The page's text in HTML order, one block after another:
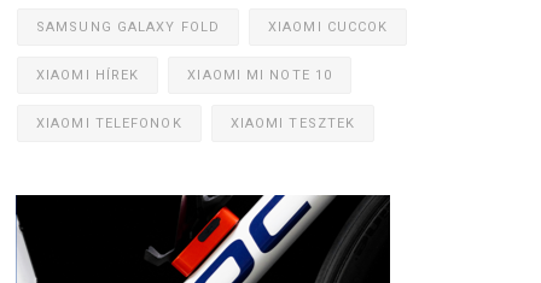
SAMSUNG GALAXY FOLD XIAOMI CUCCOK
XIAOMI HÍREK XIAOMI MI NOTE 10
XIAOMI TELEFONOK XIAOMI TESZTEK